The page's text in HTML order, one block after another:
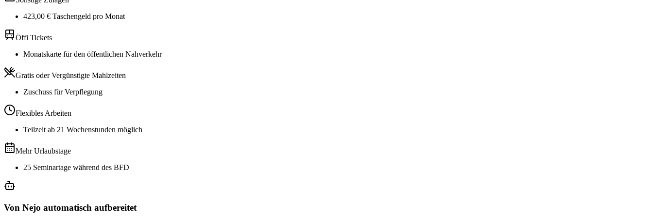
423,00 € Taschengeld pro Monat
Öffi Tickets
Monatskarte für den öffentlichen Nahverkehr
Gratis oder Vergünstigte Mahlzeiten
Zuschuss für Verpflegung
Flexibles Arbeiten
Teilzeit ab 21 Wochenstunden möglich
Mehr Urlaubstage
25 Seminartage während des BFD
Von Nejo automatisch aufbereitet